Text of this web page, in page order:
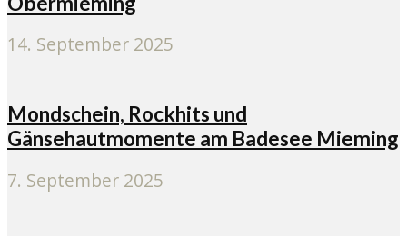
14. September 2025
Mondschein, Rockhits und
Gänsehautmomente am Badesee Mieming
7. September 2025